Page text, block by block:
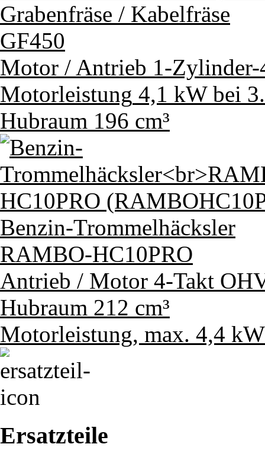
Grabenfräse / Kabelfräse
GF450
Motor / Antrieb 1-
Motorleistung 4,1 kW bei
Hubraum 196 cm³
Benzin-Trommelhäcksler
RAMBO-HC10PRO
Antrieb / Motor 4-Takt
Hubraum 212 cm³
Motorleistung, max. 4,4
Ersatzteile